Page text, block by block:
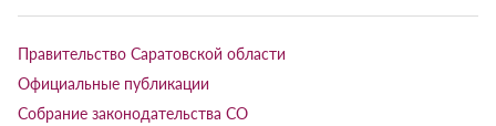
Правительство Саратовской области
Официальные публикации
Собрание законодательства СО